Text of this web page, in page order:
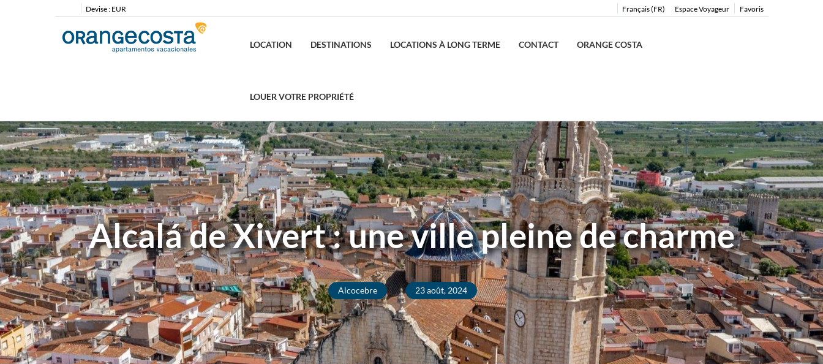
Devise : EUR Favoris
Espace Voyageur
Français (FR)
LOCATION DESTINATIONS LOCATIONS À LONG TERME CONTACT ORANGE COSTA
LOUER VOTRE PROPRIÉTÉ
Alcalá de Xivert : une ville pleine de charme
Alcocebre 23 août, 2024